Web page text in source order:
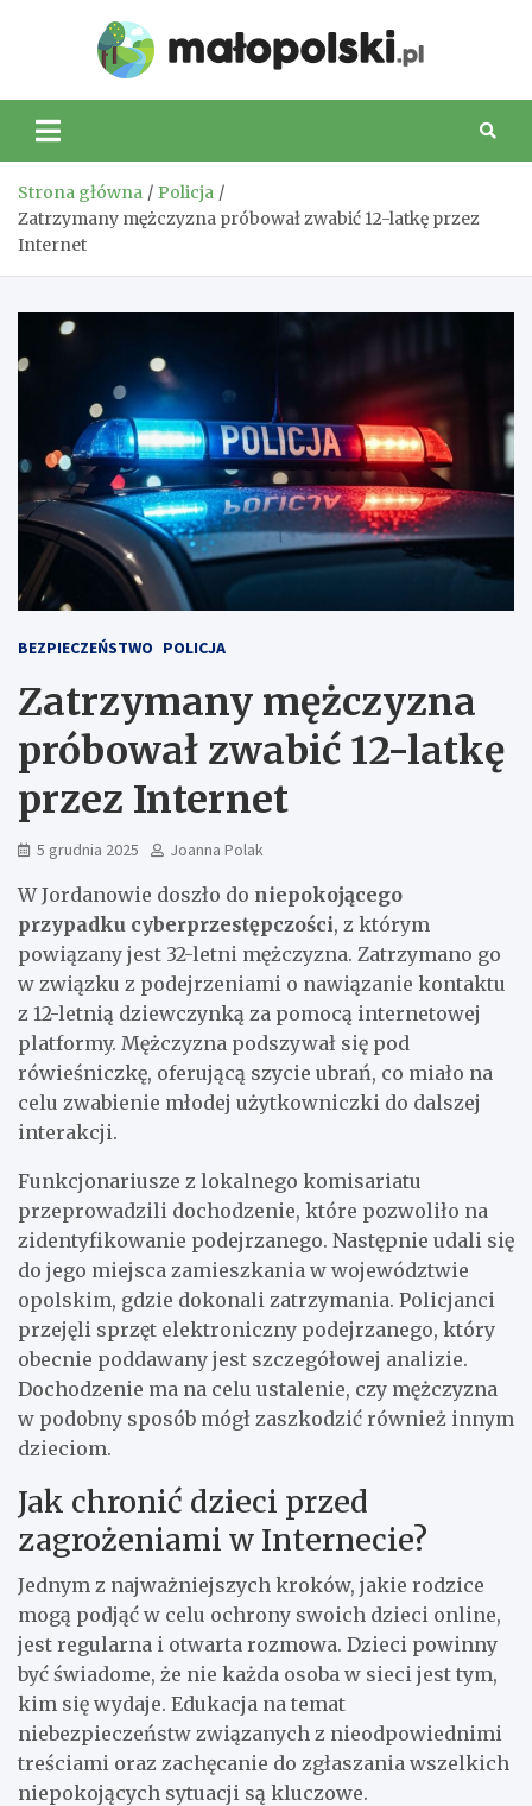
Strona główna
Policja
Zatrzymany mężczyzna próbował zwabić 12-latkę przez
Internet
BEZPIECZEŃSTWO POLICJA
Zatrzymany mężczyzna
próbował zwabić 12-latkę
przez Internet
5 grudnia 2025 Joanna Polak
W Jordanowie doszło do niepokojącego
przypadku cyberprzestępczości, z którym
powiązany jest 32-letni mężczyzna. Zatrzymano go
w związku z podejrzeniami o nawiązanie kontaktu
z 12-letnią dziewczynką za pomocą internetowej
platformy. Mężczyzna podszywał się pod
rówieśniczkę, oferującą szycie ubrań, co miało na
celu zwabienie młodej użytkowniczki do dalszej
interakcji.
Funkcjonariusze z lokalnego komisariatu
przeprowadzili dochodzenie, które pozwoliło na
zidentyfikowanie podejrzanego. Następnie udali się
do jego miejsca zamieszkania w województwie
opolskim, gdzie dokonali zatrzymania. Policjanci
przejęli sprzęt elektroniczny podejrzanego, który
obecnie poddawany jest szczegółowej analizie.
Dochodzenie ma na celu ustalenie, czy mężczyzna
w podobny sposób mógł zaszkodzić również innym
dzieciom.
Jak chronić dzieci przed
zagrożeniami w Internecie?
Jednym z najważniejszych kroków, jakie rodzice
mogą podjąć w celu ochrony swoich dzieci online,
jest regularna i otwarta rozmowa. Dzieci powinny
być świadome, że nie każda osoba w sieci jest tym,
kim się wydaje. Edukacja na temat
niebezpieczeństw związanych z nieodpowiednimi
treściami oraz zachęcanie do zgłaszania wszelkich
niepokojących sytuacji są kluczowe.